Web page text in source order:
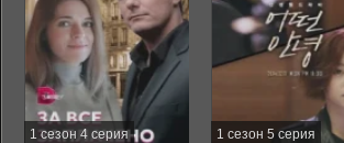
1 сезон 4 серия 1 сезон 5 серия